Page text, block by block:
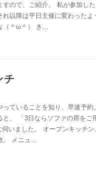
ので、ご紹介。 私が参加した
以降は平日主催に変わったよ
（＾ω＾） き…
チ
っていることを知り、早速予約
と、 「3日ならソファの席をご
いました。 オープンキッチン
。 メニュ…